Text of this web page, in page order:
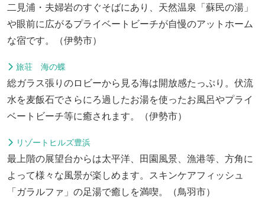
二見浦・夫婦岩のすぐそばにあり、天然温泉「蘇民の湯」
や眼前に広がるプライベートビーチが自慢のアットホーム
な宿です。（伊勢市）
旅荘 海の蝶
総ガラス張りのロビーから見る海は開放感たっぷり。伏流
水を麦飯石でさらにろ過したお湯を使ったお風呂やプライ
ベートビーチ等に癒されます。（伊勢市）
リゾートヒルズ豊浜
最上階の展望台からは太平洋、田園風景、漁港等、方角に
よって様々な風景が楽しめます。スキンケアフィッシュ
「ガラルファ」の足湯で癒しを満喫。（鳥羽市）